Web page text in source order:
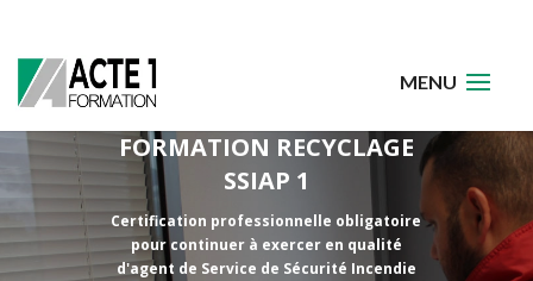
FORMATION RECYCLAGE
SSIAP 1
Certification professionnelle obligatoire
pour continuer à exercer en qualité
d'agent de Service de Sécurité Incendie